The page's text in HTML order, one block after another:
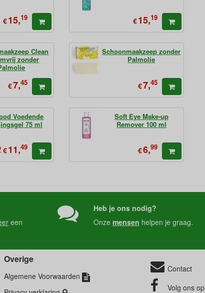
€15,19 €15,19
Clean
zonder
€7,45
Schoonmaakzeep zonder
Palmolie
€7,45
Voedende
75 ml
€11,49
Soft Eye Make-up
Remover 100 ml
€6,99
een
Heb je ons nodig?
Onze mensen helpen je graag.
Overige
Algemene Voorwaarden
Contact
Volg ons op